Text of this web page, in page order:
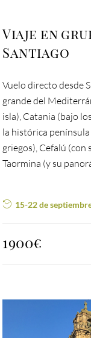
Viaje en
Santiago
Vuelo directo desde
grande del
isla), Catania (bajo
la histórica
griegos), Cefalú (con
Taormina (y su
15-22 de
1900€